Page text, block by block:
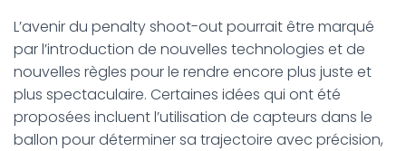
L’avenir du penalty shoot-out pourrait être marqué
par l’introduction de nouvelles technologies et de
nouvelles règles pour le rendre encore plus juste et
plus spectaculaire. Certaines idées qui ont été
proposées incluent l’utilisation de capteurs dans le
ballon pour déterminer sa trajectoire avec précision,